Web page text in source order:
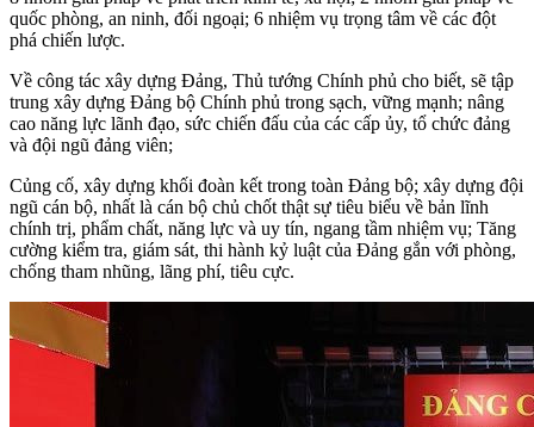
quốc phòng, an ninh, đối ngoại; 6 nhiệm vụ trọng tâm về các đột
phá chiến lược.
Về công tác xây dựng Đảng, Thủ tướng Chính phủ cho biết, sẽ tập
trung xây dựng Đảng bộ Chính phủ trong sạch, vững mạnh; nâng
cao năng lực lãnh đạo, sức chiến đấu của các cấp ủy, tổ chức đảng
và đội ngũ đảng viên;
Củng cố, xây dựng khối đoàn kết trong toàn Đảng bộ; xây dựng đội
ngũ cán bộ, nhất là cán bộ chủ chốt thật sự tiêu biểu về bản lĩnh
chính trị, phẩm chất, năng lực và uy tín, ngang tầm nhiệm vụ; Tăng
cường kiểm tra, giám sát, thi hành kỷ luật của Đảng gắn với phòng,
chống tham nhũng, lãng phí, tiêu cực.